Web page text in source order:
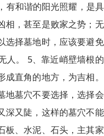
有和谐的阳光照耀，是
相，甚至是败家之势；
选择墓地时，应该要避
人。 5、靠近峭壁墙根
成直角的地方，为吉相
地墓穴不要选择，选择
深又陡，这样的墓穴不
板、水泥、石头，主其